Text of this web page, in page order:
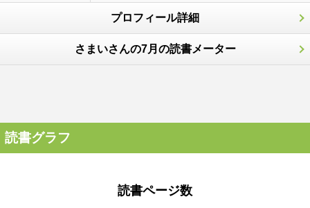
プロフィール詳細
さまいさんの7月の読書メーター
読書グラフ
読書ページ数